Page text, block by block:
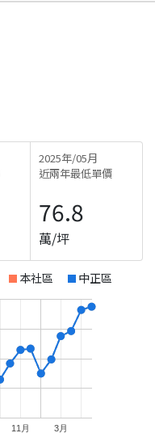
2025年/05月
近兩年最低單價
76.8
萬/坪
本社區 中正區
11月 3月